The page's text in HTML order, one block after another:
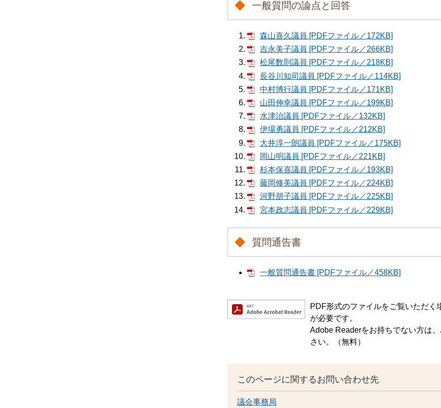
一般質問の論点と回答
森山喜久議員 [PDFファイル／172KB]
吉永美子議員 [PDFファイル／266KB]
松尾数則議員 [PDFファイル／218KB]
長谷川知司議員 [PDFファイル／114KB]
中村博行議員 [PDFファイル／171KB]
山田伸幸議員 [PDFファイル／199KB]
水津治議員 [PDFファイル／132KB]
伊場勇議員 [PDFファイル／212KB]
大井淳一朗議員 [PDFファイル／175KB]
岡山明議員 [PDFファイル／221KB]
杉本保喜議員 [PDFファイル／193KB]
藤岡修美議員 [PDFファイル／224KB]
河野朋子議員 [PDFファイル／225KB]
宮本政志議員 [PDFファイル／229KB]
質問通告書
一般質問通告書 [PDFファイル／458KB]
PDF形式のファイルをご覧いただ
が必要です。
Adobe Readerをお持ちでない方は
さい。（無料）
このページに関するお問い合わせ先
議会事務局